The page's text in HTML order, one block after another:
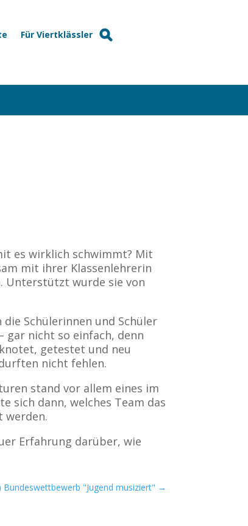
Für Viertklässler
es wirklich schwimmt? Mit
mit ihrer Klassenlehrerin
Unterstützt wurde sie von
Schülerinnen und Schüler
gar nicht so einfach, denn
getestet und neu
nicht fehlen.
stand vor allem eines im
sich dann, welches Team das
werden.
Erfahrung darüber, wie
"Jugend musiziert" →